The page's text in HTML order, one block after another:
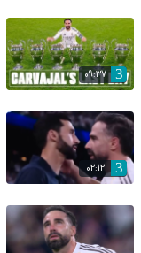
09:37
02:12